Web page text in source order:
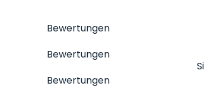
Bewertungen
Bewertungen
Bewertungen